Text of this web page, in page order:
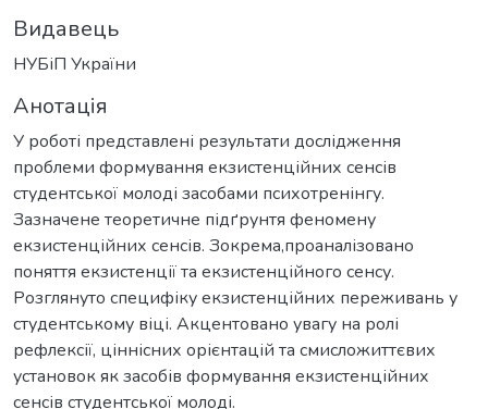
Видавець
НУБіП України
Анотація
У роботі представлені результати дослідження
проблеми формування екзистенційних сенсів
студентської молоді засобами психотренінгу.
Зазначене теоретичне підґрунтя феномену
екзистенційних сенсів. Зокрема,проаналізовано
поняття екзистенції та екзистенційного сенсу.
Розглянуто специфіку екзистенційних переживань у
студентському віці. Акцентовано увагу на ролі
рефлексії, ціннісних орієнтацій та смисложиттєвих
установок як засобів формування екзистенційних
сенсів студентської молоді.